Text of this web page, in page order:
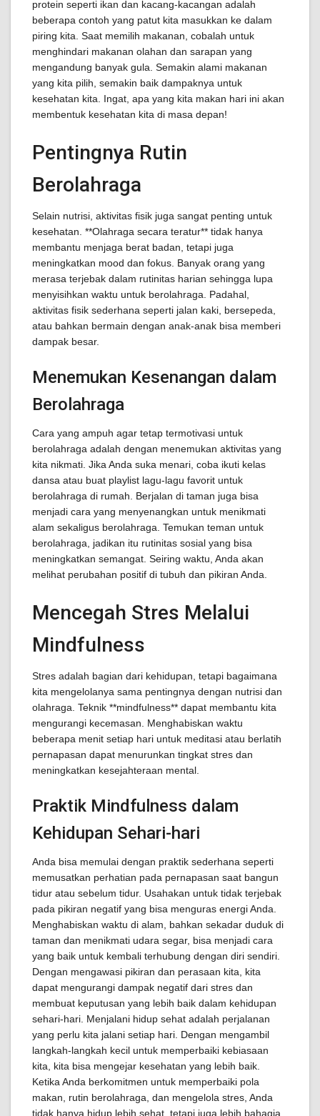
protein seperti ikan dan kacang-kacangan adalah
beberapa contoh yang patut kita masukkan ke dalam
piring kita. Saat memilih makanan, cobalah untuk
menghindari makanan olahan dan sarapan yang
mengandung banyak gula. Semakin alami makanan
yang kita pilih, semakin baik dampaknya untuk
kesehatan kita. Ingat, apa yang kita makan hari ini akan
membentuk kesehatan kita di masa depan!
Pentingnya Rutin
Berolahraga
Selain nutrisi, aktivitas fisik juga sangat penting untuk
kesehatan. **Olahraga secara teratur** tidak hanya
membantu menjaga berat badan, tetapi juga
meningkatkan mood dan fokus. Banyak orang yang
merasa terjebak dalam rutinitas harian sehingga lupa
menyisihkan waktu untuk berolahraga. Padahal,
aktivitas fisik sederhana seperti jalan kaki, bersepeda,
atau bahkan bermain dengan anak-anak bisa memberi
dampak besar.
Menemukan Kesenangan dalam
Berolahraga
Cara yang ampuh agar tetap termotivasi untuk
berolahraga adalah dengan menemukan aktivitas yang
kita nikmati. Jika Anda suka menari, coba ikuti kelas
dansa atau buat playlist lagu-lagu favorit untuk
berolahraga di rumah. Berjalan di taman juga bisa
menjadi cara yang menyenangkan untuk menikmati
alam sekaligus berolahraga. Temukan teman untuk
berolahraga, jadikan itu rutinitas sosial yang bisa
meningkatkan semangat. Seiring waktu, Anda akan
melihat perubahan positif di tubuh dan pikiran Anda.
Mencegah Stres Melalui
Mindfulness
Stres adalah bagian dari kehidupan, tetapi bagaimana
kita mengelolanya sama pentingnya dengan nutrisi dan
olahraga. Teknik **mindfulness** dapat membantu kita
mengurangi kecemasan. Menghabiskan waktu
beberapa menit setiap hari untuk meditasi atau berlatih
pernapasan dapat menurunkan tingkat stres dan
meningkatkan kesejahteraan mental.
Praktik Mindfulness dalam
Kehidupan Sehari-hari
Anda bisa memulai dengan praktik sederhana seperti
memusatkan perhatian pada pernapasan saat bangun
tidur atau sebelum tidur. Usahakan untuk tidak terjebak
pada pikiran negatif yang bisa menguras energi Anda.
Menghabiskan waktu di alam, bahkan sekadar duduk di
taman dan menikmati udara segar, bisa menjadi cara
yang baik untuk kembali terhubung dengan diri sendiri.
Dengan mengawasi pikiran dan perasaan kita, kita
dapat mengurangi dampak negatif dari stres dan
membuat keputusan yang lebih baik dalam kehidupan
sehari-hari. Menjalani hidup sehat adalah perjalanan
yang perlu kita jalani setiap hari. Dengan mengambil
langkah-langkah kecil untuk memperbaiki kebiasaan
kita, kita bisa mengejar kesehatan yang lebih baik.
Ketika Anda berkomitmen untuk memperbaiki pola
makan, rutin berolahraga, dan mengelola stres, Anda
tidak hanya hidup lebih sehat, tetapi juga lebih bahagia.